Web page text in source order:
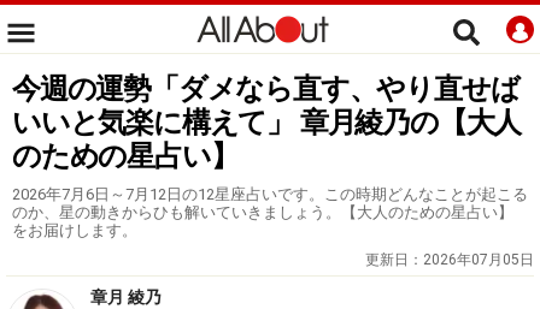
今週の運勢「ダメなら直す、やり直せば
いいと気楽に構えて」 章月綾乃の【大人
のための星占い】
2026年7月6日～7月12日の12星座占いです。この時期どんなことが起こる
のか、星の動きからひも解いていきましょう。【大人のための星占い】
をお届けします。
更新日： 2026年07月05日
章月 綾乃